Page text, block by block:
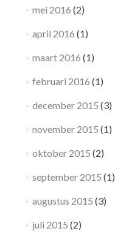
mei 2016 (2)
april 2016 (1)
maart 2016 (1)
februari 2016 (1)
december 2015 (3)
november 2015 (1)
oktober 2015 (2)
september 2015 (1)
augustus 2015 (3)
juli 2015 (2)